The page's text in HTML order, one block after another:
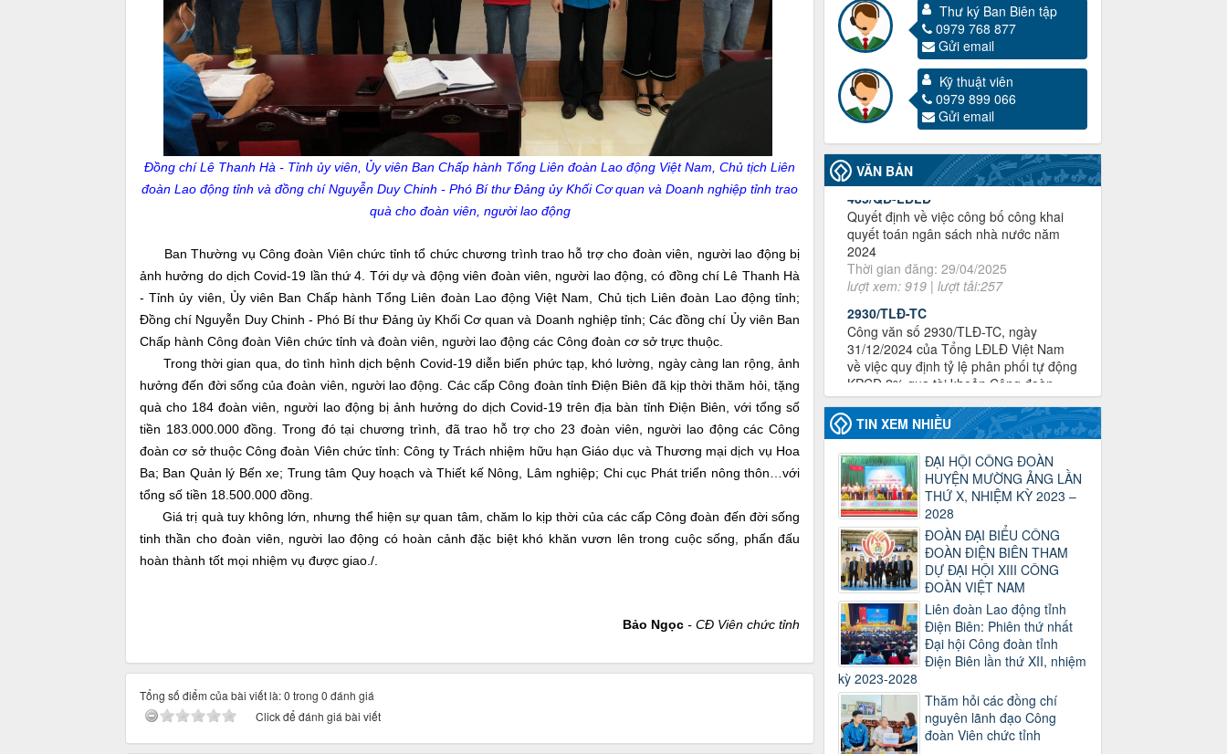
Đồng chí Lê Thanh Hà - Tỉnh ủy viên, Ủy viên Ban Chấp hành Tổng Liên đoàn Lao động Việt Nam, Chủ tịch Liên
đoàn Lao động tỉnh và đồng chí Nguyễn Duy Chinh - Phó Bí thư Đảng ủy Khối Cơ quan và Doanh nghiệp tỉnh trao
quà cho đoàn viên, người lao động
Ban Thường vụ Công đoàn Viên chức tỉnh tổ chức chương trình trao hỗ trợ cho đoàn viên, người lao động bị
ảnh hưởng do dịch Covid-19 lần thứ 4. Tới dự và động viên đoàn viên, người lao động, có đồng chí Lê Thanh Hà
- Tỉnh ủy viên, Ủy viên Ban Chấp hành Tổng Liên đoàn Lao động Việt Nam, Chủ tịch Liên đoàn Lao động tỉnh;
Đồng chí Nguyễn Duy Chinh - Phó Bí thư Đảng ủy Khối Cơ quan và Doanh nghiệp tỉnh; Các đồng chí Ủy viên Ban
Chấp hành Công đoàn Viên chức tỉnh và đoàn viên, người lao động các Công đoàn cơ sở trực thuộc.
Trong thời gian qua, do tình hình dịch bệnh Covid-19 diễn biến phức tạp, khó lường, ngày càng lan rộng, ảnh
hưởng đến đời sống của đoàn viên, người lao động. Các cấp Công đoàn tỉnh Điện Biên đã kịp thời thăm hỏi, tặng
quà cho 184 đoàn viên, người lao động bị ảnh hưởng do dịch Covid-19 trên địa bàn tỉnh Điện Biên, với tổng số
tiền 183.000.000 đồng. Trong đó tại chương trình, đã trao hỗ trợ cho 23 đoàn viên, người lao động các Công
đoàn cơ sở thuộc Công đoàn Viên chức tỉnh: Công ty Trách nhiệm hữu hạn Giáo dục và Thương mại dịch vụ Hoa
Ba; Ban Quản lý Bến xe; Trung tâm Quy hoạch và Thiết kế Nông, Lâm nghiệp; Chi cục Phát triển nông thôn…với
tổng số tiền 18.500.000 đồng.
Giá trị quà tuy không lớn, nhưng thể hiện sự quan tâm, chăm lo kịp thời của các cấp Công đoàn đến đời sống
tinh thần cho đoàn viên, người lao động có hoàn cảnh đặc biệt khó khăn vươn lên trong cuộc sống, phấn đấu
hoàn thành tốt mọi nhiệm vụ được giao./.
Bảo Ngọc - CĐ Viên chức tỉnh
Tổng số điểm của bài viết là: 0 trong 0 đánh giá
Click để đánh giá bài viết
Thư ký Ban Biên tập
0979 768 877
Gửi email
Kỹ thuật viên
0979 899 066
Gửi email
VĂN BẢN
60/TB-LĐLĐ
Thông báo công khai dự toán thu, chi
tài chính công đoàn LĐLĐ tỉnh Điện
Biên năm 2025
Thời gian đăng: 28/04/2025
lượt xem: 822 | lượt tải:286
485/QĐ-LĐLĐ
Quyết định về việc công bố công khai
quyết toán ngân sách nhà nước năm
2024
Thời gian đăng: 29/04/2025
lượt xem: 919 | lượt tải:257
2930/TLĐ-TC
Công văn số 2930/TLĐ-TC, ngày
31/12/2024 của Tổng LĐLĐ Việt Nam
về việc quy định tỷ lệ phân phối tự động
KPCĐ 2% qua tài khoản Công đoàn
Việt Nam về các cấp Công đoàn năm
2025
Thời gian đăng: 06/01/2025
lượt xem: 1067 | lượt tải:438
47-TTCĐ/BTGTU
Thông tin chuyên đề: Một số nôi dung
về sắp xếp tổ chức bộ máy của hệ
thống chính trị tinh gọn, hoạt động hiệu
lực, hiệu quả
Thời gian đăng: 25/12/2024
lượt xem: 1226 | lượt tải:339
37/HD-TLĐ
Hướng dẫn Công đoàn với việc tổ chức
và hoạt động của Ban Thanh tra Nhân
dân
Thời gian đăng: 27/12/2024
lượt xem: 4953 | lượt tải:1355
35/HD-TLĐ
Hướng dẫn thực hiện một số nội dung
chi liên quan đến công tác kiểm tra,
giám sát tại Công đoàn cơ sở
Thời gian đăng: 27/12/2024
lượt xem: 2078 | lượt tải:510
TIN XEM NHIỀU
ĐẠI HỘI CÔNG ĐOÀN
HUYỆN MƯỜNG ẢNG LẦN
THỨ X, NHIỆM KỲ 2023 –
2028
ĐOÀN ĐẠI BIỂU CÔNG
ĐOÀN ĐIỆN BIÊN THAM
DỰ ĐẠI HỘI XIII CÔNG
ĐOÀN VIỆT NAM
Liên đoàn Lao động tỉnh
Điện Biên: Phiên thứ nhất
Đại hội Công đoàn tỉnh
Điện Biên lần thứ XII, nhiệm
kỳ 2023-2028
Thăm hỏi các đồng chí
nguyên lãnh đạo Công
đoàn Viên chức tỉnh